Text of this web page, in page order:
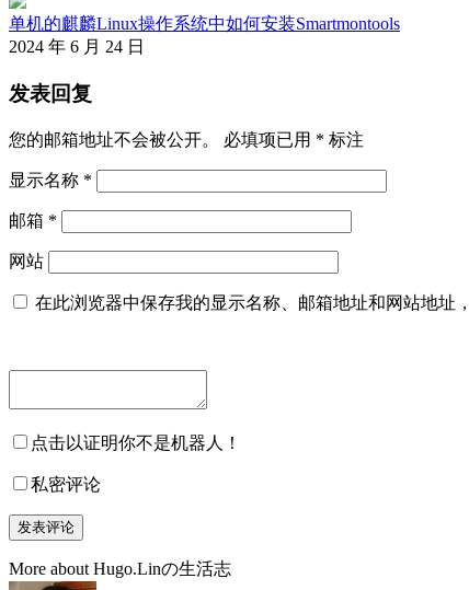
单机的麒麟Linux操作系统中如何安装Smartmontools
2024 年 6 月 24 日
发表回复
您的邮箱地址不会被公开。 必填项已用 * 标注
显示名称 *
邮箱 *
网站
在此浏览器中保存我的显示名称、邮箱地址和网站地址
点击以证明你不是机器人！
私密评论
More about Hugo.Linの生活志